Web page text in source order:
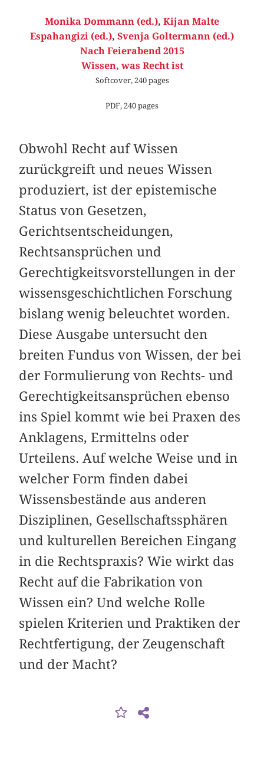
Monika Dommann (ed.), Kijan Malte
Espahangizi (ed.), Svenja Goltermann (ed.)
Nach Feierabend 2015
Wissen, was Recht ist
Softcover, 240 pages
PDF, 240 pages
Obwohl Recht auf Wissen
zurückgreift und neues Wissen
produziert, ist der epistemische
Status von Gesetzen,
Gerichtsentscheidungen,
Rechtsansprüchen und
Gerechtigkeitsvorstellungen in der
wissensgeschichtlichen Forschung
bislang wenig beleuchtet worden.
Diese Ausgabe untersucht den
breiten Fundus von Wissen, der bei
der Formulierung von Rechts- und
Gerechtigkeitsansprüchen ebenso
ins Spiel kommt wie bei Praxen des
Anklagens, Ermittelns oder
Urteilens. Auf welche Weise und in
welcher Form finden dabei
Wissensbestände aus anderen
Disziplinen, Gesellschaftssphären
und kulturellen Bereichen Eingang
in die Rechtspraxis? Wie wirkt das
Recht auf die Fabrikation von
Wissen ein? Und welche Rolle
spielen Kriterien und Praktiken der
Rechtfertigung, der Zeugenschaft
und der Macht?